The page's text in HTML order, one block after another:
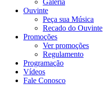
Ouvinte
Peça sua Música
Recado do Ouvinte
Promoções
Ver promoções
Regulamento
Programação
Vídeos
Fale Conosco